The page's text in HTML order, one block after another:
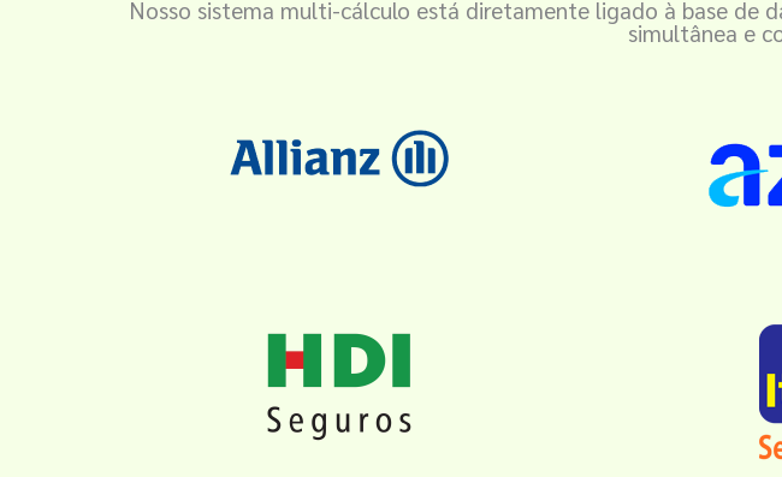
Nosso sistema multi-cálculo está diretamente ligado à base de
simultânea e